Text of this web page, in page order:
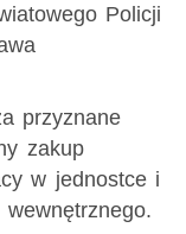
Policji
przyznane
zakup
w jednostce i